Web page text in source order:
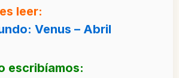
leer:
Venus – Abril
escribíamos: